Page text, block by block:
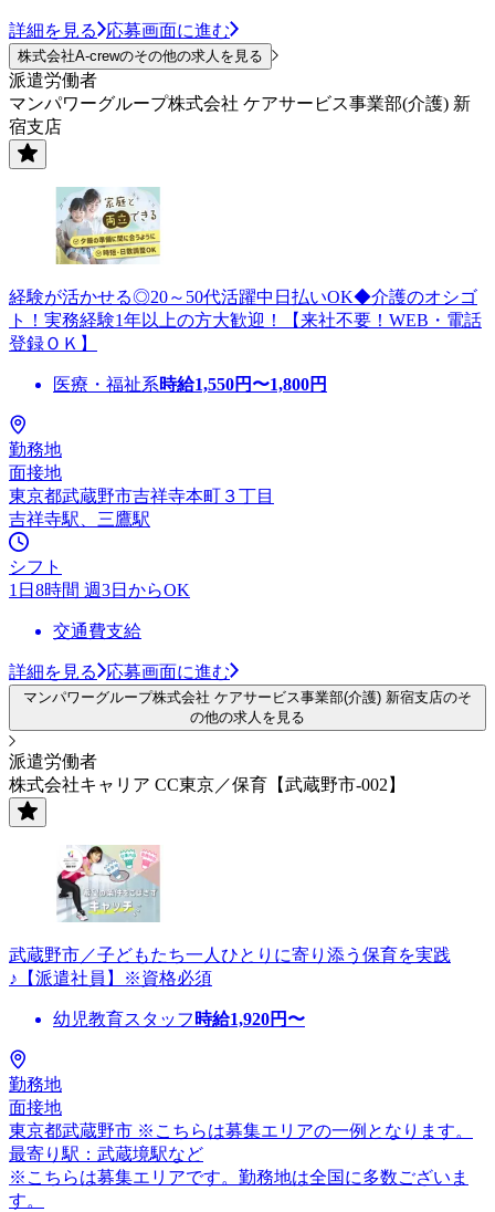
詳細を見る 応募画面に進む
株式会社A-crewのその他の求人を見る
派遣労働者
マンパワーグループ株式会社 ケアサービス事業部(介護) 新
宿支店
経験が活かせる◎20～50代活躍中日払いOK◆介護のオシゴ
ト！実務経験1年以上の方大歓迎！【来社不要！WEB・電話
登録ＯＫ】
医療・福祉系時給1,550円〜1,800円
勤務地
面接地
東京都武蔵野市吉祥寺本町３丁目
吉祥寺駅、三鷹駅
シフト
1日8時間 週3日からOK
交通費支給
詳細を見る 応募画面に進む
マンパワーグループ株式会社 ケアサービス事業部(介護) 新宿支店のそ
の他の求人を見る
派遣労働者
株式会社キャリア CC東京／保育【武蔵野市-002】
武蔵野市／子どもたち一人ひとりに寄り添う保育を実践
♪【派遣社員】※資格必須
幼児教育スタッフ 時給1,920円〜
勤務地
面接地
東京都武蔵野市 ※こちらは募集エリアの一例となります。
最寄り駅：武蔵境駅など
※こちらは募集エリアです。勤務地は全国に多数ございま
す。